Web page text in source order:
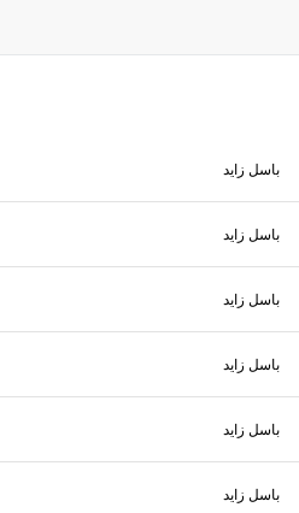
باسل زايد
باسل زايد
باسل زايد
باسل زايد
باسل زايد
باسل زايد